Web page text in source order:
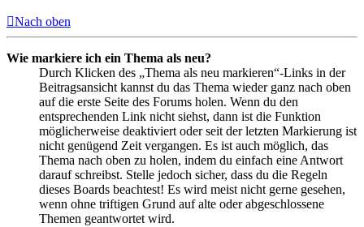
Nach oben
Wie markiere ich ein Thema als neu?
Durch Klicken des „Thema als neu markieren“-Links in der
Beitragsansicht kannst du das Thema wieder ganz nach oben
auf die erste Seite des Forums holen. Wenn du den
entsprechenden Link nicht siehst, dann ist die Funktion
möglicherweise deaktiviert oder seit der letzten Markierung ist
nicht genügend Zeit vergangen. Es ist auch möglich, das
Thema nach oben zu holen, indem du einfach eine Antwort
darauf schreibst. Stelle jedoch sicher, dass du die Regeln
dieses Boards beachtest! Es wird meist nicht gerne gesehen,
wenn ohne triftigen Grund auf alte oder abgeschlossene
Themen geantwortet wird.